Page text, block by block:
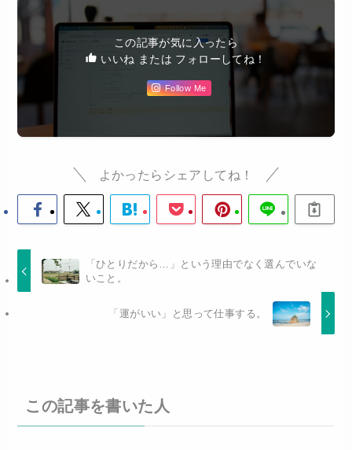
この記事が気に入ったら
いいね または フォローしてね！
Follow Me
よかったらシェアしてね！
「ひとりだから…」という理由でなく選んでいな
いこと。
「運がいい」と思って仕事する。
この記事を書いた人